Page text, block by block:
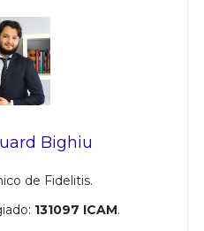
Bighiu
de Fidelitis.
131097 ICAM.